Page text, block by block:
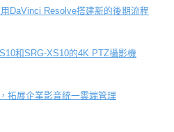
DaVinci Resolve搭建新的後期流程
和SRG-XS10的4K PTZ攝影機
拓展企業影音統一雲端管理